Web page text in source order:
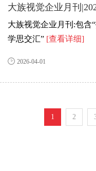
大族视觉企业月刊
大族视觉企业月刊:包含
学思交汇” [查看详细]
2026-04-01
1 2